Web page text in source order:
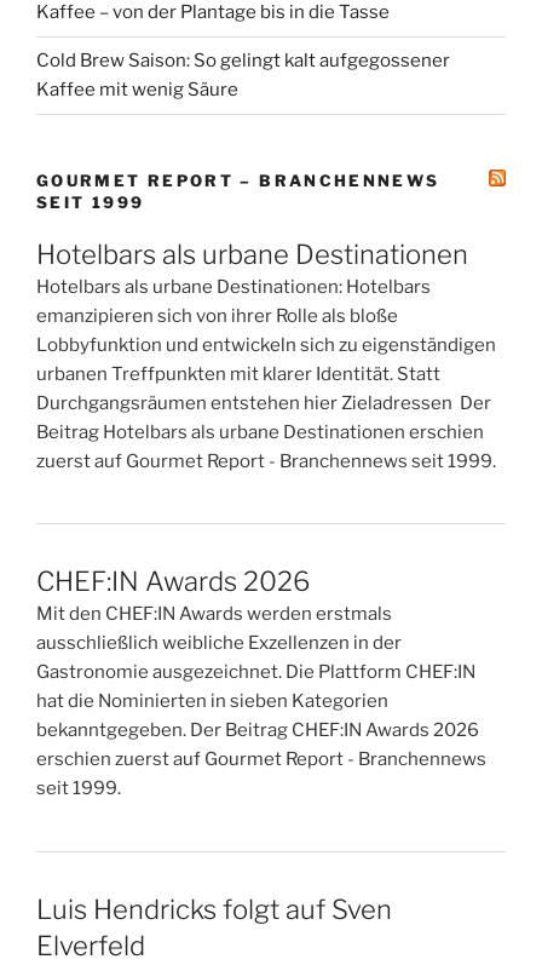
Kaffee – von der Plantage bis in die Tasse
Cold Brew Saison: So gelingt kalt aufgegossener
Kaffee mit wenig Säure
GOURMET REPORT – BRANCHENNEWS
SEIT 1999
Hotelbars als urbane Destinationen
Hotelbars als urbane Destinationen: Hotelbars
emanzipieren sich von ihrer Rolle als bloße
Lobbyfunktion und entwickeln sich zu eigenständigen
urbanen Treffpunkten mit klarer Identität. Statt
Durchgangsräumen entstehen hier Zieladressen Der
Beitrag Hotelbars als urbane Destinationen erschien
zuerst auf Gourmet Report - Branchennews seit 1999.
CHEF:IN Awards 2026
Mit den CHEF:IN Awards werden erstmals
ausschließlich weibliche Exzellenzen in der
Gastronomie ausgezeichnet. Die Plattform CHEF:IN
hat die Nominierten in sieben Kategorien
bekanntgegeben. Der Beitrag CHEF:IN Awards 2026
erschien zuerst auf Gourmet Report - Branchennews
seit 1999.
Luis Hendricks folgt auf Sven
Elverfeld